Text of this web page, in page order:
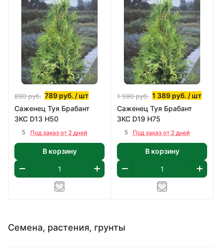
890руб. 789 руб. / шт
Саженец Туя Брабант
ЗКС D13 H50
5 Под заказ от 2 дней
В корзину
1 590руб. 1 389 руб. / шт
Саженец Туя Брабант
ЗКС D19 H75
5 Под заказ от 2 дней
В корзину
Семена, растения, грунты